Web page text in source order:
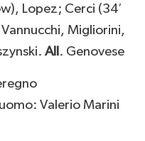
Lopez; Cerci (34′
Migliorini,
All . Genovese
Valerio Marini